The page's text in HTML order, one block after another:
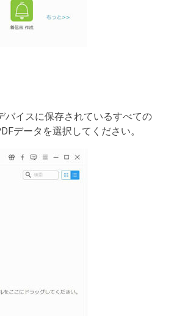
バイスに保存されているすべての
データを選択してください。